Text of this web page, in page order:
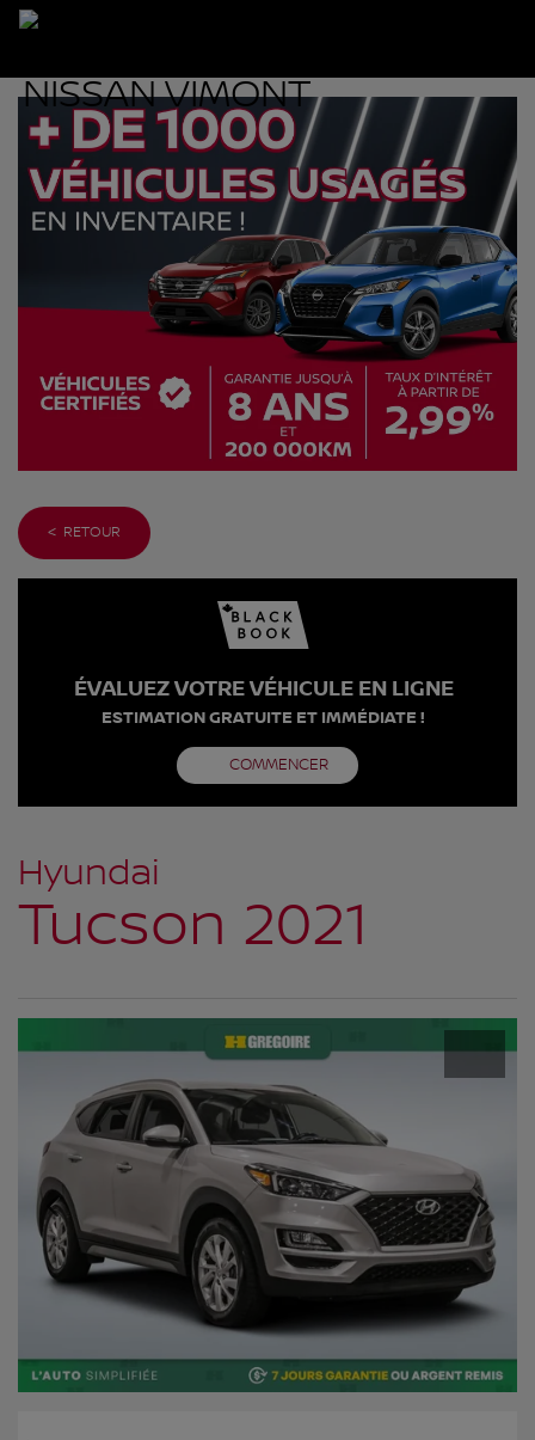
< RETOUR
ÉVALUEZ VOTRE VÉHICULE EN LIGNE
ESTIMATION GRATUITE ET IMMÉDIATE !
COMMENCER
Hyundai
Tucson 2021